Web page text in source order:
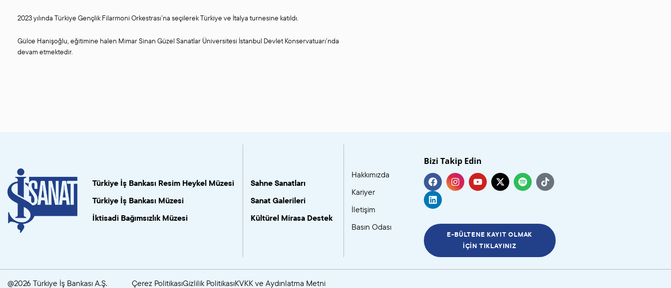
2023 yılında Türkiye Gençlik Filarmoni Orkestrası’na seçilerek Türkiye ve İtalya turnesine katıldı.
Gülce Hanişoğlu, eğitimine halen Mimar Sinan Güzel Sanatlar Üniversitesi İstanbul Devlet Konservatuarı’nda
devam etmektedir.
Türkiye İş Bankası Resim Heykel Müzesi
Türkiye İş Bankası Müzesi
İktisadi Bağımsızlık Müzesi
Sahne Sanatları
Sanat Galerileri
Kültürel Mirasa Destek
Hakkımızda
Kariyer
İletişim
Basın Odası
Bizi Takip Edin
E-BÜLTENE KAYIT OLMAK
İÇIN TIKLAYINIZ
@2026 Türkiye İş Bankası A.Ş. Çerez PolitikasıGizlilik PolitikasıKVKK ve Aydınlatma Metni